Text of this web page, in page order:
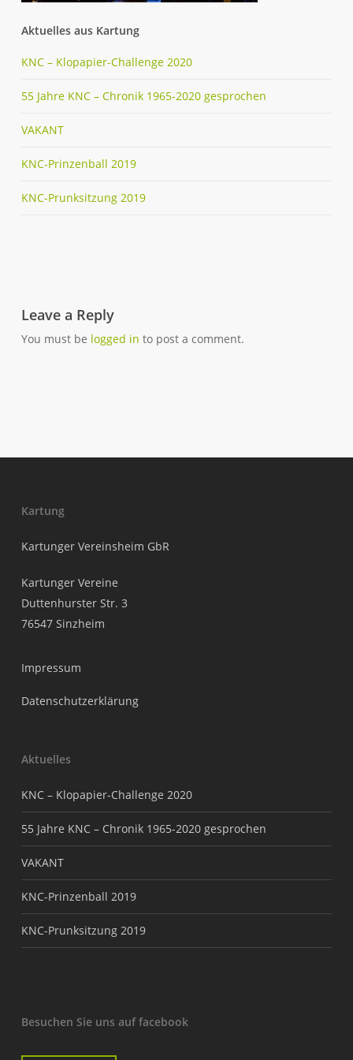
Aktuelles aus Kartung
KNC – Klopapier-Challenge 2020
55 Jahre KNC – Chronik 1965-2020 gesprochen
VAKANT
KNC-Prinzenball 2019
KNC-Prunksitzung 2019
Leave a Reply
You must be logged in to post a comment.
Kartung
Kartunger Vereinsheim GbR
Kartunger Vereine
Duttenhurster Str. 3
76547 Sinzheim
Impressum
Datenschutzerklärung
Aktuelles
KNC – Klopapier-Challenge 2020
55 Jahre KNC – Chronik 1965-2020 gesprochen
VAKANT
KNC-Prinzenball 2019
KNC-Prunksitzung 2019
Besuchen Sie uns auf facebook